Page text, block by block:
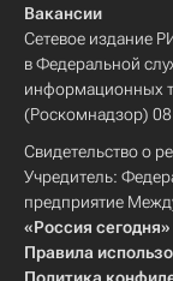
Вакансии
Сетевое издание
в Федеральной
информационных
(Роскомнадзор)
Свидетельство о
Учредитель:
предприятие
«Россия сегодня»
Правила